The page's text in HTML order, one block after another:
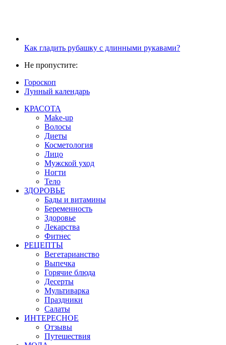
Как гладить рубашку с длинными рукавами?
Не пропустите:
Гороскоп
Лунный календарь
КРАСОТА
Make-up
Волосы
Диеты
Косметология
Лицо
Мужской уход
Ногти
Тело
ЗДОРОВЬЕ
Бады и витамины
Беременность
Здоровье
Лекарства
Фитнес
РЕЦЕПТЫ
Вегетарианство
Выпечка
Горячие блюда
Десерты
Мультиварка
Праздники
Салаты
ИНТЕРЕСНОЕ
Отзывы
Путешествия